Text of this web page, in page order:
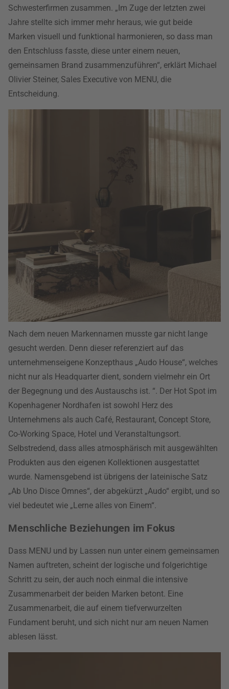
Schwesterfirmen zusammen. „Im Zuge der letzten zwei
Jahre stellte sich immer mehr heraus, wie gut beide
Marken visuell und funktional harmonieren, so dass man
den Entschluss fasste, diese unter einem neuen,
gemeinsamen Brand zusammenzuführen“, erklärt Michael
Olivier Steiner, Sales Executive von MENU, die
Entscheidung.
Nach dem neuen Markennamen musste gar nicht lange
gesucht werden. Denn dieser referenziert auf das
unternehmenseigene Konzepthaus „Audo House“, welches
nicht nur als Headquarter dient, sondern vielmehr ein Ort
der Begegnung und des Austauschs ist. “. Der Hot Spot im
Kopenhagener Nordhafen ist sowohl Herz des
Unternehmens als auch Café, Restaurant, Concept Store,
Co-Working Space, Hotel und Veranstaltungsort.
Selbstredend, dass alles atmosphärisch mit ausgewählten
Produkten aus den eigenen Kollektionen ausgestattet
wurde. Namensgebend ist übrigens der lateinische Satz
„Ab Uno Disce Omnes“, der abgekürzt „Audo“ ergibt, und so
viel bedeutet wie „Lerne alles von Einem“.
Menschliche Beziehungen im Fokus
Dass MENU und by Lassen nun unter einem gemeinsamen
Namen auftreten, scheint der logische und folgerichtige
Schritt zu sein, der auch noch einmal die intensive
Zusammenarbeit der beiden Marken betont. Eine
Zusammenarbeit, die auf einem tiefverwurzelten
Fundament beruht, und sich nicht nur am neuen Namen
ablesen lässt.